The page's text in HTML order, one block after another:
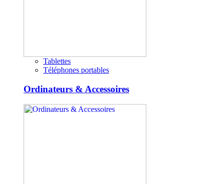
Tablettes
Téléphones portables
Ordinateurs & Accessoires